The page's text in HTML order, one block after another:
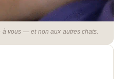
vous — et non aux autres chats.